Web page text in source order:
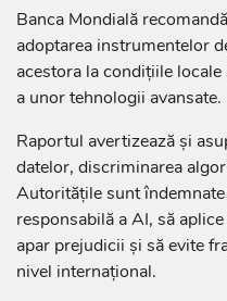
Banca Mondială
adoptarea instrumentelor
acestora la condițiile
a unor tehnologii avansate.
Raportul avertizează și
datelor, discriminarea
Autoritățile sunt
responsabilă a AI, să
apar prejudicii și să evite
nivel internațional.